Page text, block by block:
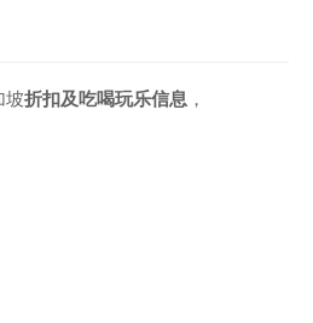
坡折扣及吃喝玩乐信息 ，